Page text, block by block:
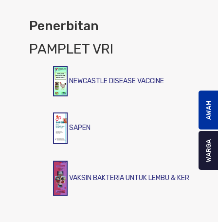
Penerbitan
PAMPLET VRI
NEWCASTLE DISEASE VACCINE
SAPEN
VAKSIN BAKTERIA UNTUK LEMBU & KERBAU
AWAM
WARGA